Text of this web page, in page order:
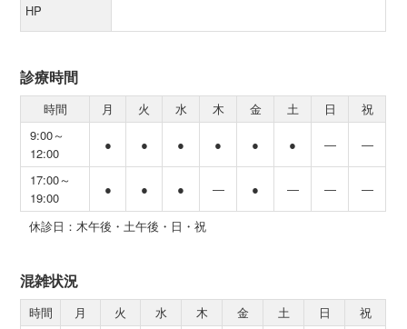
HP
診療時間
時間 月 火 水 木 金 土 日
祝
9:00～
12:00
● ● ● ● ● ● ― ―
17:00～
19:00
● ● ● ― ● ― ― ―
休診日：木午後・土午後・日・祝
混雑状況
時間 月 火 水 木 金 土 日
祝